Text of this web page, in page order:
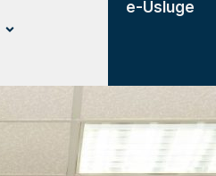
e-Usluge